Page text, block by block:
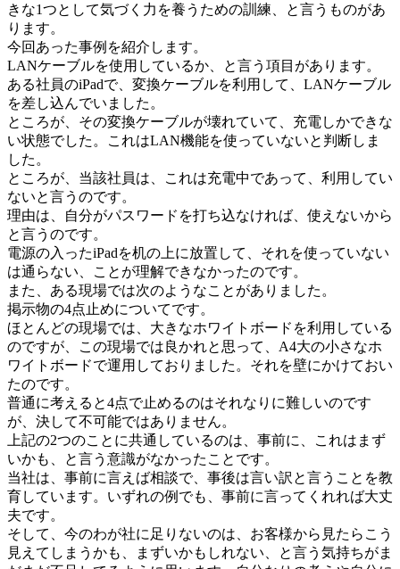
きな1つとして気づく力を養うための訓練、と言うものがあ
ります。
今回あった事例を紹介します。
LANケーブルを使用しているか、と言う項目があります。
ある社員のiPadで、変換ケーブルを利用して、LANケーブル
を差し込んでいました。
ところが、その変換ケーブルが壊れていて、充電しかできな
い状態でした。これはLAN機能を使っていないと判断しま
した。
ところが、当該社員は、これは充電中であって、利用してい
ないと言うのです。
理由は、自分がパスワードを打ち込なければ、使えないから
と言うのです。
電源の入ったiPadを机の上に放置して、それを使っていない
は通らない、ことが理解できなかったのです。
また、ある現場では次のようなことがありました。
掲示物の4点止めについてです。
ほとんどの現場では、大きなホワイトボードを利用している
のですが、この現場では良かれと思って、A4大の小さなホ
ワイトボードで運用しておりました。それを壁にかけておい
たのです。
普通に考えると4点で止めるのはそれなりに難しいのです
が、決して不可能ではありません。
上記の2つのことに共通しているのは、事前に、これはまず
いかも、と言う意識がなかったことです。
当社は、事前に言えば相談で、事後は言い訳と言うことを教
育しています。いずれの例でも、事前に言ってくれれば大丈
夫です。
そして、今のわが社に足りないのは、お客様から見たらこう
見えてしまうかも、まずいかもしれない、と言う気持ちがま